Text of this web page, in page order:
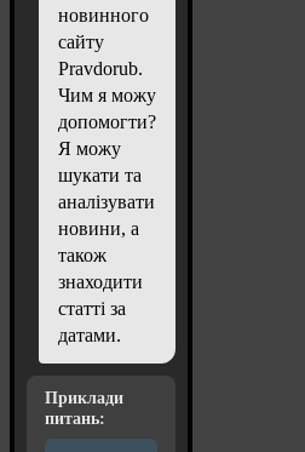
новинного
сайту
Pravdorub.
Чим я можу
допомогти?
Я можу
шукати та
аналізувати
новини, а
також
знаходити
статті за
датами.
Приклади
питань: